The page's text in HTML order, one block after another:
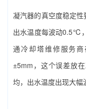
凝汽器的真空度稳定
出水温度每波动0.5℃
通冷却塔维修服务
±5mm，这个误差放
均，出水温度出现大幅